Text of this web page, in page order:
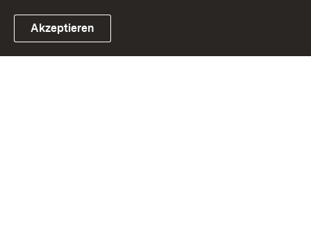
Link zum Landesportal
Akzeptieren